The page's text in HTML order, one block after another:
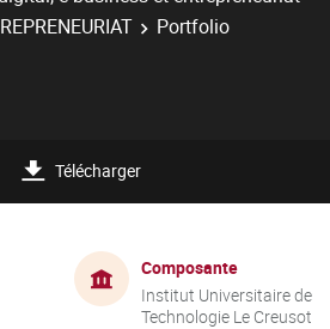
Portfolio
Télécharger
Composante
Institut Universitaire de
Technologie Le Creusot